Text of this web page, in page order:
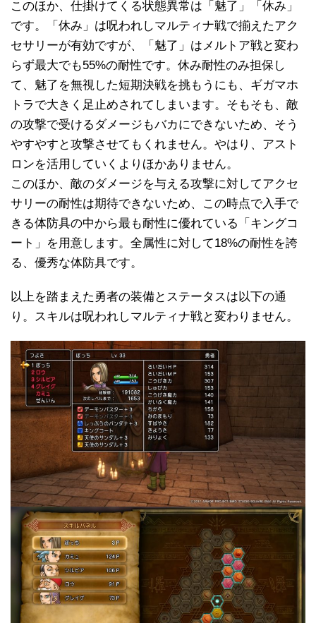
このほか、仕掛けてくる状態異常は「魅了」「休み」
です。「休み」は呪われしマルティナ戦で揃えたアク
セサリーが有効ですが、「魅了」はメルトア戦と変わ
らず最大でも55%の耐性です。休み耐性のみ担保し
て、魅了を無視した短期決戦を挑もうにも、ギガマホ
トラで大きく足止めされてしまいます。そもそも、敵
の攻撃で受けるダメージもバカにできないため、そう
やすやすと攻撃させてもくれません。やはり、アスト
ロンを活用していくよりほかありません。
このほか、敵のダメージを与える攻撃に対してアクセ
サリーの耐性は期待できないため、この時点で入手で
きる体防具の中から最も耐性に優れている「キングコ
ート」を用意します。全属性に対して18%の耐性を誇
る、優秀な体防具です。
以上を踏まえた勇者の装備とステータスは以下の通
り。スキルは呪われしマルティナ戦と変わりません。